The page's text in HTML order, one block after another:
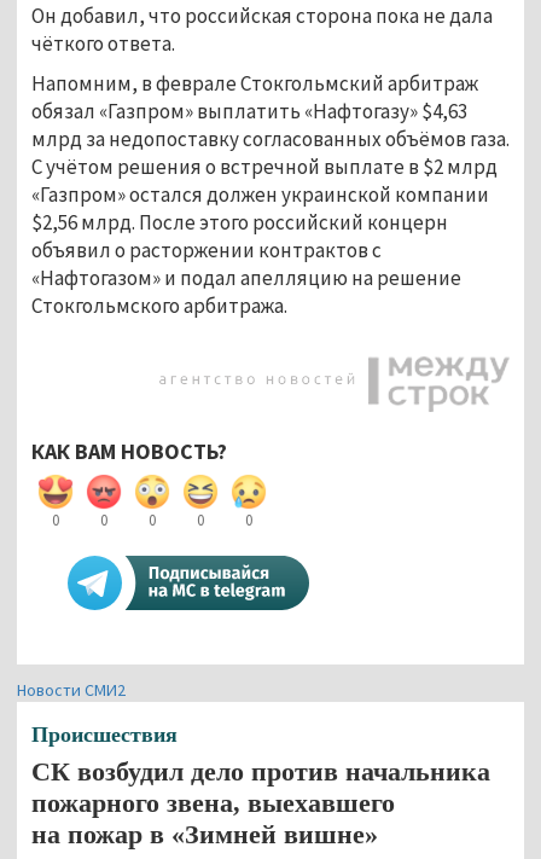
Он добавил, что российская сторона пока не дала
чёткого ответа.
Напомним, в феврале Стокгольмский арбитраж
обязал «Газпром» выплатить «Нафтогазу» $4,63
млрд за недопоставку согласованных объёмов газа.
С учётом решения о встречной выплате в $2 млрд
«Газпром» остался должен украинской компании
$2,56 млрд. После этого российский концерн
объявил о расторжении контрактов с
«Нафтогазом» и подал апелляцию на решение
Стокгольмского арбитража.
КАК ВАМ НОВОСТЬ?
0 0 0 0 0
Новости СМИ2
Происшествия
СК возбудил дело против начальника
пожарного звена, выехавшего
на пожар в «Зимней вишне»